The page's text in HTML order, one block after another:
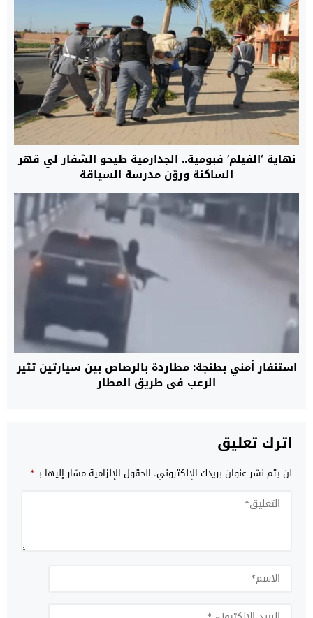
نهاية ‘الفيلم’ فبومية.. الجدارمية طيحو الشفار لي قهر
الساكنة وروّن مدرسة السياقة
استنفار أمني بطنجة: مطاردة بالرصاص بين سيارتين تثير
الرعب في طريق المطار
اترك تعليق
لن يتم نشر عنوان بريدك الإلكتروني. الحقول الإلزامية مشار إليها بـ*